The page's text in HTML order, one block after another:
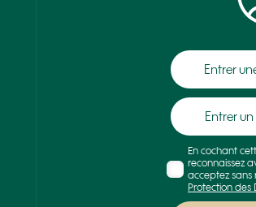
En cochant
reconnaissez
acceptez sans
Protection des